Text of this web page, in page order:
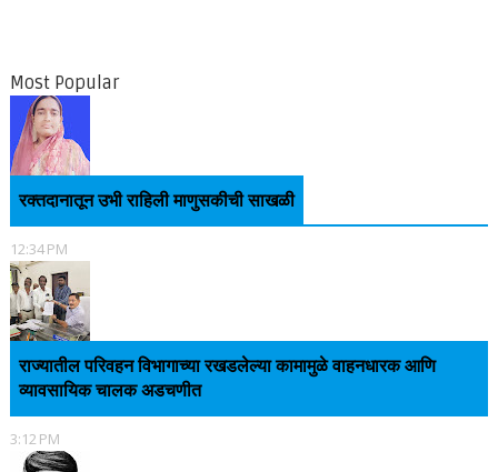
Most Popular
रक्तदानातून उभी राहिली माणुसकीची साखळी
12:34 PM
राज्यातील परिवहन विभागाच्या रखडलेल्या कामामुळे वाहनधारक आणि
व्यावसायिक चालक अडचणीत
3:12 PM